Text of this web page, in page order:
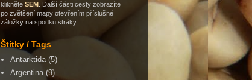
klikněte SEM . Další části cesty zobrazíte
po zvětšení mapy otevřením příslušné
záložky na spodku stráky.
Štítky / Tags
Antarktida (5)
Argentina (9)